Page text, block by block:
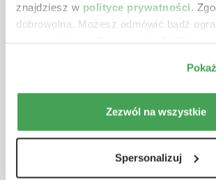
znajdziesz w polityce prywatności .
dobrowolna. Możesz odmówić bądź
Zezwól na wszystkie
Spersonalizuj
590 zł netto + VAT
Księgowość fundacji
18.12.2026 r.
5 godzin
netto + VAT